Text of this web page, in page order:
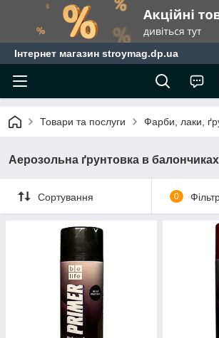
Інтернет магазин stroymag.dp.ua
Товари та послуги Фарби, лаки,
Аерозольна ґрунтовка в балончиках
Сортування 0